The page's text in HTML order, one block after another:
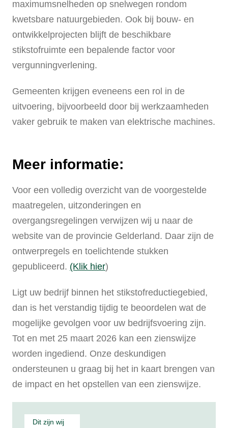
maximumsnelheden op snelwegen rondom
kwetsbare natuurgebieden. Ook bij bouw- en
ontwikkelprojecten blijft de beschikbare
stikstofruimte een bepalende factor voor
vergunningverlening.
Gemeenten krijgen eveneens een rol in de
uitvoering, bijvoorbeeld door bij werkzaamheden
vaker gebruik te maken van elektrische machines.
Meer informatie:
Voor een volledig overzicht van de voorgestelde
maatregelen, uitzonderingen en
overgangsregelingen verwijzen wij u naar de
website van de provincie Gelderland. Daar zijn de
ontwerpregels en toelichtende stukken
gepubliceerd. (Klik hier)
Ligt uw bedrijf binnen het stikstofreductiegebied,
dan is het verstandig tijdig te beoordelen wat de
mogelijke gevolgen voor uw bedrijfsvoering zijn.
Tot en met 25 maart 2026 kan een zienswijze
worden ingediend. Onze deskundigen
ondersteunen u graag bij het in kaart brengen van
de impact en het opstellen van een zienswijze.
Dit zijn wij